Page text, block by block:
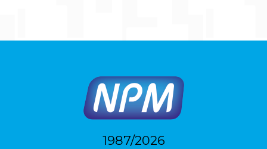
1987/2026